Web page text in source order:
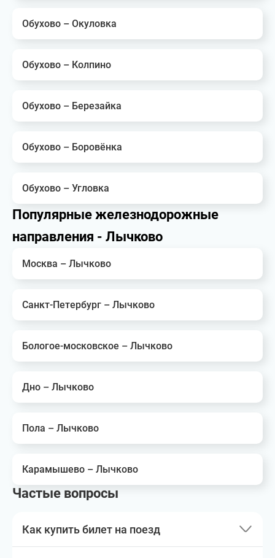
Обухово – Окуловка
Обухово – Колпино
Обухово – Березайка
Обухово – Боровёнка
Обухово – Угловка
Популярные железнодорожные
направления - Лычково
Москва – Лычково
Санкт-Петербург – Лычково
Бологое-московское – Лычково
Дно – Лычково
Пола – Лычково
Карамышево – Лычково
Частые вопросы
Как купить билет на поезд